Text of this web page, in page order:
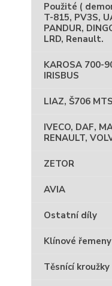
Použité (
T-815, PV3S,
PANDUR,
LRD, Renault.
KAROSA 700-
IRISBUS
LIAZ, Š706 MTS
IVECO, DAF,
RENAULT,
ZETOR
AVIA
Ostatní díly
Klínové řemeny
Těsnící kroužky